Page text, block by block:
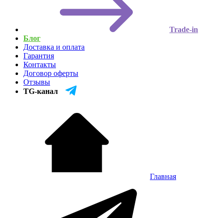
Trade-in
Блог
Доставка и оплата
Гарантия
Контакты
Договор оферты
Отзывы
TG-канал
Главная